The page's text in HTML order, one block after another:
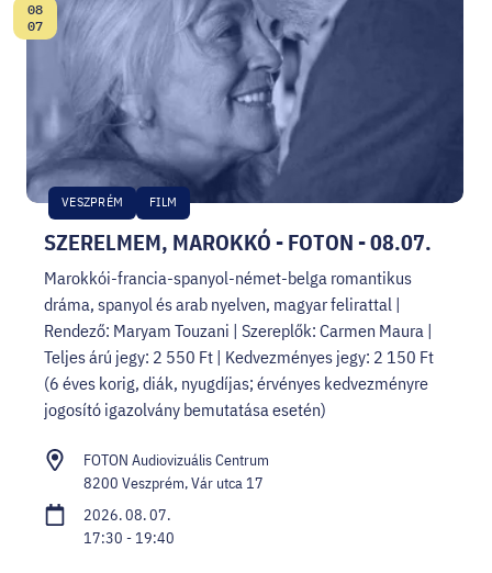
SZERELMEM, MAROKKÓ - FOTON - 08.07.
VESZPRÉM FILM
Dátum:
08
07
Marokkói-francia-spanyol-német-belga romantikus
dráma, spanyol és arab nyelven, magyar felirattal |
Rendező: Maryam Touzani | Szereplők: Carmen Maura |
Teljes árú jegy: 2 550 Ft | Kedvezményes jegy: 2 150 Ft
(6 éves korig, diák, nyugdíjas; érvényes kedvezményre
jogosító igazolvány bemutatása esetén)
FOTON Audiovizuális Centrum
8200 Veszprém, Vár utca 17
2026. 08. 07.
17:30 - 19:40